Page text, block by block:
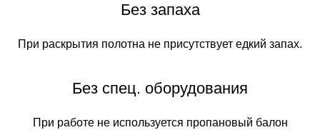
Без запаха
При раскрытия полотна не присутствует едкий запах.
Без спец. оборудования
При работе не используется пропановый балон